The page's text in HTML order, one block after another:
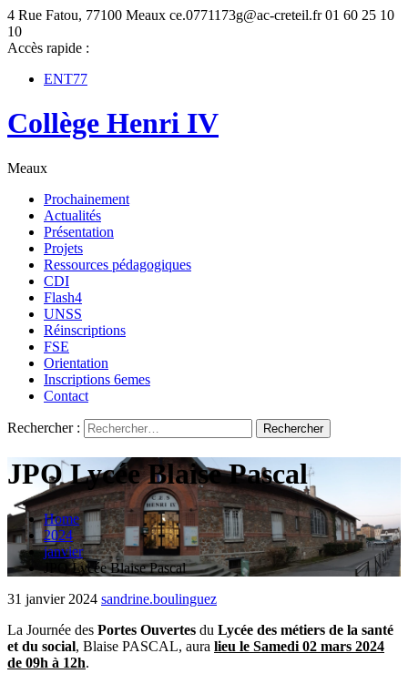
4 Rue Fatou, 77100 Meaux ce.0771173g@ac-creteil.fr 01 60 25 10
10
Accès rapide :
ENT77
Collège Henri IV
Meaux
Prochainement
Actualités
Présentation
Projets
Ressources pédagogiques
CDI
Flash4
UNSS
Réinscriptions
FSE
Orientation
Inscriptions 6emes
Contact
Rechercher :
JPO Lycée Blaise Pascal
Home
2024
janvier
JPO Lycée Blaise Pascal
31 janvier 2024 sandrine.boulinguez
La Journée des Portes Ouvertes du Lycée des métiers de la santé
et du social, Blaise PASCAL, aura lieu le Samedi 02 mars 2024
de 09h à 12h.